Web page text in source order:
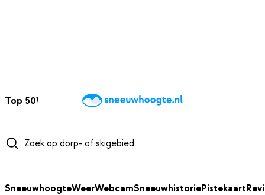
Top 50Webcams WintersportweerKaarten
SneeuwhoogteWeerWebcamSneeuwhistoriePistekaart